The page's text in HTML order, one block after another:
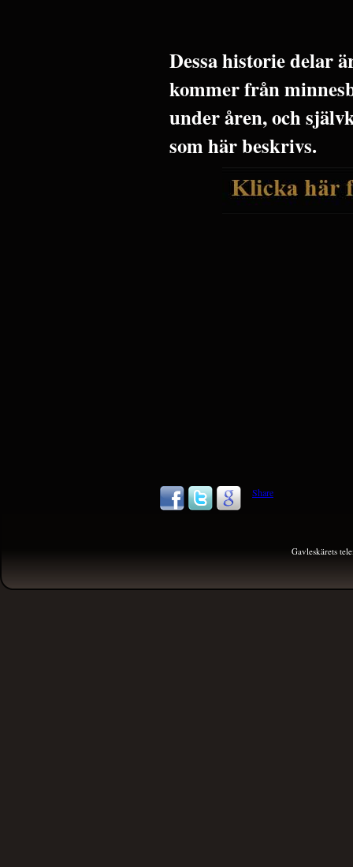
Dessa historie delar
kommer från
under åren, och
som här beskrivs.
Share
Gavleskärets